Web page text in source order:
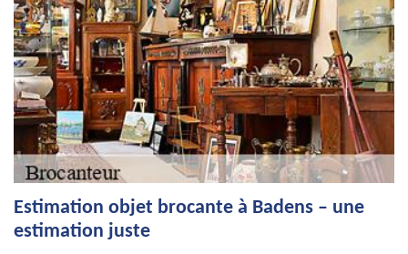
Estimation objet brocante à Badens – une
estimation juste